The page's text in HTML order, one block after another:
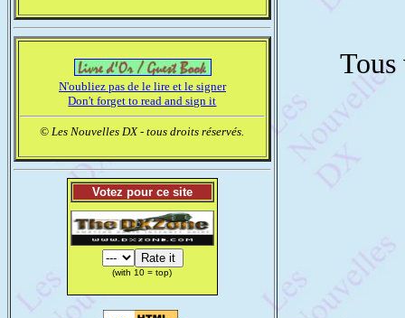
N'oubliez pas de le lire et le signer
Don't forget to read and sign it
© Les Nouvelles DX - tous droits réservés.
Votez pour ce site
(with 10 = top)
Tous